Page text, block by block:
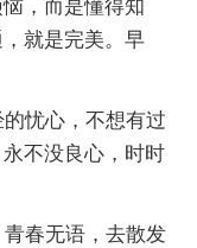
，而是懂得知
就是完美。早
忧心，不想有过
不没良心，时时
春无语，去散发